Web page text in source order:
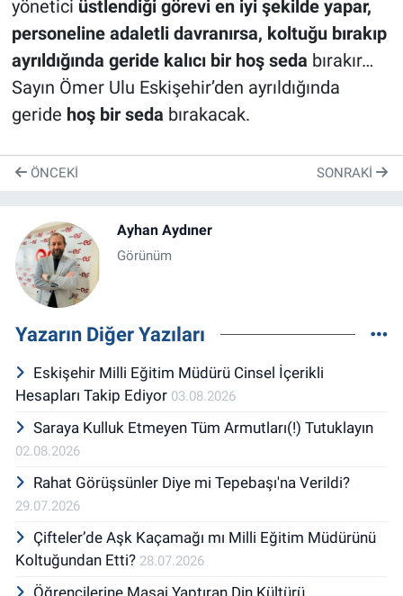
yönetici üstlendiği görevi en iyi şekilde yapar,
personeline adaletli davranırsa, koltuğu bırakıp
ayrıldığında geride kalıcı bir hoş seda bırakır…
Sayın Ömer Ulu Eskişehir’den ayrıldığında
geride hoş bir seda bırakacak.
ÖNCEKI SONRAKI
Ayhan Aydıner
Görünüm
Yazarın Diğer Yazıları
Eskişehir Milli Eğitim Müdürü Cinsel İçerikli
Hesapları Takip Ediyor 03.08.2026
Saraya Kulluk Etmeyen Tüm Armutları(!) Tutuklayın
02.08.2026
Rahat Görüşsünler Diye mi Tepebaşı'na Verildi?
29.07.2026
Çifteler’de Aşk Kaçamağı mı Milli Eğitim Müdürünü
Koltuğundan Etti? 28.07.2026
Öğrencilerine Masaj Yaptıran Din Kültürü